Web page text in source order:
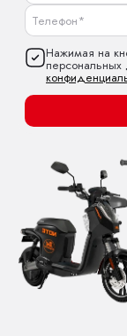
Нажимая на
персональных